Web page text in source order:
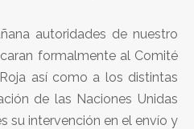
autoridades de nuestro
formalmente al Comité
así como a los distintas
de las Naciones Unidas
su intervención en el envío y